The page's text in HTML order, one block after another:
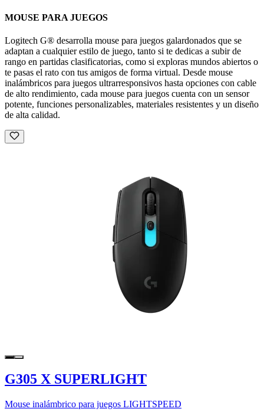
MOUSE PARA JUEGOS
Logitech G® desarrolla mouse para juegos galardonados que se
adaptan a cualquier estilo de juego, tanto si te dedicas a subir de
rango en partidas clasificatorias, como si exploras mundos abiertos o
te pasas el rato con tus amigos de forma virtual. Desde mouse
inalámbricos para juegos ultrarresponsivos hasta opciones con cable
de alto rendimiento, cada mouse para juegos cuenta con un sensor
potente, funciones personalizables, materiales resistentes y un diseño
de alta calidad.
G305 X SUPERLIGHT
Mouse inalámbrico para juegos LIGHTSPEED